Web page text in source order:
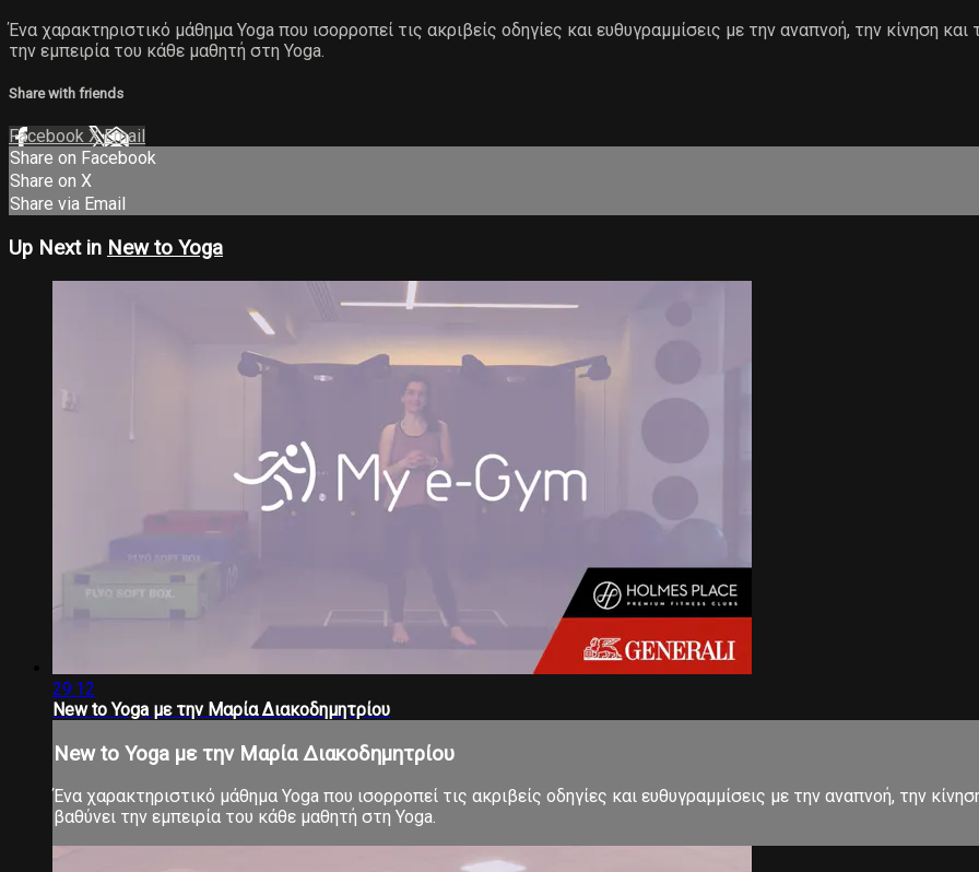
Ένα χαρακτηριστικό μάθημα Yoga που ισορροπεί τις ακριβείς οδηγίες και ευθυγραμμίσεις με την αναπνοή, την κίνηση
την εμπειρία του κάθε μαθητή στη Yoga.
Share with friends
Facebook XEmail
Share on Facebook
Share on X
Share via Email
Up Next in New to Yoga
29:12
New to Yoga με την Μαρία Διακοδημητρίου
New to Yoga με την Μαρία Διακοδημητρίου
Ένα χαρακτηριστικό μάθημα Yoga που ισορροπεί τις ακριβείς οδηγίες και ευθυγραμμίσεις με την αναπνοή, την
βαθύνει την εμπειρία του κάθε μαθητή στη Yoga.